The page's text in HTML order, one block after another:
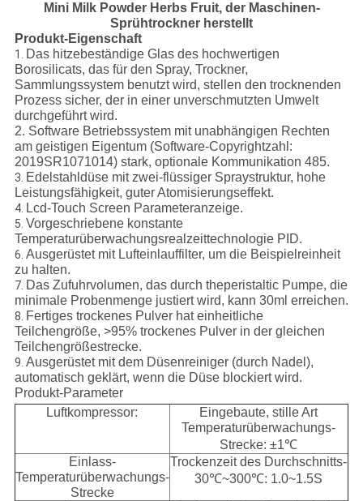
Mini Milk Powder Herbs Fruit, der Maschinen-
Sprühtrockner herstellt
Produkt-Eigenschaft
1. Das hitzebeständige Glas des hochwertigen
Borosilicats, das für den Spray, Trockner,
Sammlungssystem benutzt wird, stellen den trocknenden
Prozess sicher, der in einer unverschmutzten Umwelt
durchgeführt wird.
2. Software Betriebssystem mit unabhängigen Rechten
am geistigen Eigentum (Software-Copyrightzahl:
2019SR1071014) stark, optionale Kommunikation 485.
3. Edelstahldüse mit zwei-flüssiger Spraystruktur, hohe
Leistungsfähigkeit, guter Atomisierungseffekt.
4. Lcd-Touch Screen Parameteranzeige.
5. Vorgeschriebene konstante
Temperaturüberwachungsrealzeittechnologie PID.
6. Ausgerüstet mit Lufteinlauffilter, um die Beispielreinheit
zu halten.
7. Das Zufuhrvolumen, das durch theperistaltic Pumpe, die
minimale Probenmenge justiert wird, kann 30ml erreichen.
8. Fertiges trockenes Pulver hat einheitliche
Teilchengröße, >95% trockenes Pulver in der gleichen
Teilchengrößestrecke.
9. Ausgerüstet mit dem Düsenreiniger (durch Nadel),
automatisch geklärt, wenn die Düse blockiert wird.
Produkt-Parameter
Luftkompressor:
Eingebaute, stille Art
Temperaturüberwachungs-
Strecke: ±1℃
Einlass-
Temperaturüberwachungs-
Strecke
Trockenzeit des Durchschnitts-
30℃~300℃: 1.0~1.5S